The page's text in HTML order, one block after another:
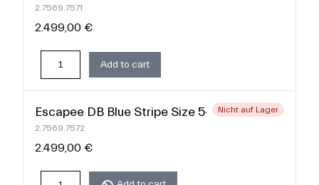
2.7569.7571
2.499,00 €
Add to cart
Escapee DB Blue Stripe Size 54
2.7569.7572
Nicht auf Lager
2.499,00 €